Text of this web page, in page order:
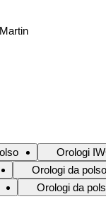
Orologi
Orologi da
Orologi da